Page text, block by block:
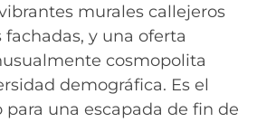
murales callejeros
y una oferta
cosmopolita
demográfica. Es el
una escapada de fin de